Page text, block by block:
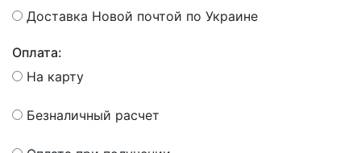
Доставка Новой почтой по Украине
Оплата:
На карту
Безналичный расчет